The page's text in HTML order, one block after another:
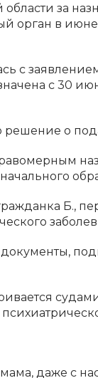
за
орган в
с
с 30
о
Б.,
даже с